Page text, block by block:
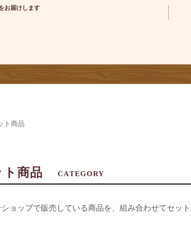
お届けします
ト商品
ト商品 CATEGORY
ョップで販売している商品を、組み合わせてセット